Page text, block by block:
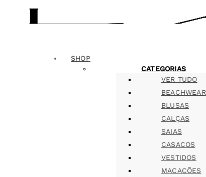
SHOP
CATEGORIAS
VER TUDO
BEACHWEAR
BLUSAS
CALÇAS
SAIAS
CASACOS
VESTIDOS
MACACÕES